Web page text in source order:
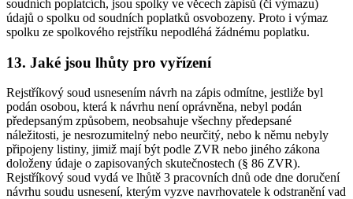
soudních poplatcích, jsou spolky ve věcech zápisů (či výmazu)
údajů o spolku od soudních poplatků osvobozeny. Proto i výmaz
spolku ze spolkového rejstříku nepodléhá žádnému poplatku.
13. Jaké jsou lhůty pro vyřízení
Rejstříkový soud usnesením návrh na zápis odmítne, jestliže byl
podán osobou, která k návrhu není oprávněna, nebyl podán
předepsaným způsobem, neobsahuje všechny předepsané
náležitosti, je nesrozumitelný nebo neurčitý, nebo k němu nebyly
připojeny listiny, jimiž mají být podle ZVR nebo jiného zákona
doloženy údaje o zapisovaných skutečnostech (§ 86 ZVR).
Rejstříkový soud vydá ve lhůtě 3 pracovních dnů ode dne doručení
návrhu soudu usnesení, kterým vyzve navrhovatele k odstranění vad